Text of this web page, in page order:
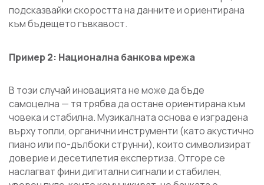
подсказвайки скоростта на данните и ориентирана
към бъдещето гъвкавост.
Пример 2: Национална банкова мрежа
В този случай иновацията не може да бъде
самоцелна — тя трябва да остане ориентирана към
човека и стабилна. Музикалната основа е изградена
върху топли, органични инструменти (като акустично
пиано или по-дълбоки струнни), които символизират
доверие и десетилетия експертиза. Отгоре се
наслагват фини дигитални сигнали и стабилен,